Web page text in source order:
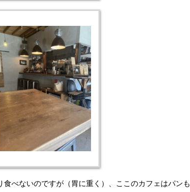
べないのですが（胃に重く）、ここのカフェはパンも